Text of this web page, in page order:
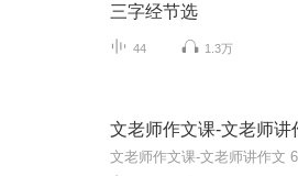
三字经节选
44 1.3万
文老师作文课-文老师讲
文老师作文课-文老师讲作文